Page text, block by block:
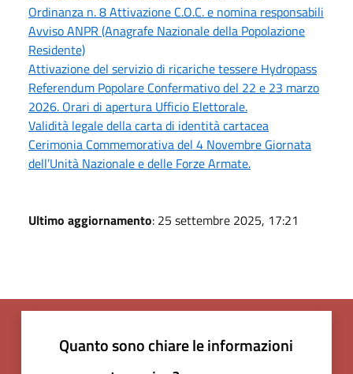
Ordinanza n. 8 Attivazione C.O.C. e nomina responsabili
Avviso ANPR (Anagrafe Nazionale della Popolazione
Residente)
Attivazione del servizio di ricariche tessere Hydropass
Referendum Popolare Confermativo del 22 e 23 marzo
2026. Orari di apertura Ufficio Elettorale.
Validità legale della carta di identità cartacea
Cerimonia Commemorativa del 4 Novembre Giornata
dell’Unità Nazionale e delle Forze Armate.
Ultimo aggiornamento: 25 settembre 2025, 17:21
Quanto sono chiare le informazioni